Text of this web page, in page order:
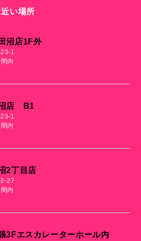
い場所
沼店1F外
1
内
沼店 B1
1
内
2丁目店
27
内
エスカレーターホール内